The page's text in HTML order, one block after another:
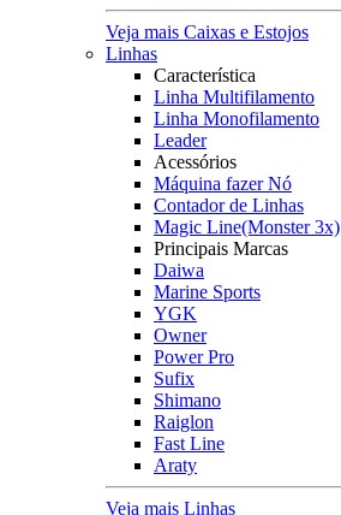
Veja mais Caixas e Estojos
Linhas
Característica
Linha Multifilamento
Linha Monofilamento
Leader
Acessórios
Máquina fazer Nó
Contador de Linhas
Magic Line(Monster 3x)
Principais Marcas
Daiwa
Marine Sports
YGK
Owner
Power Pro
Sufix
Shimano
Raiglon
Fast Line
Araty
Veja mais Linhas